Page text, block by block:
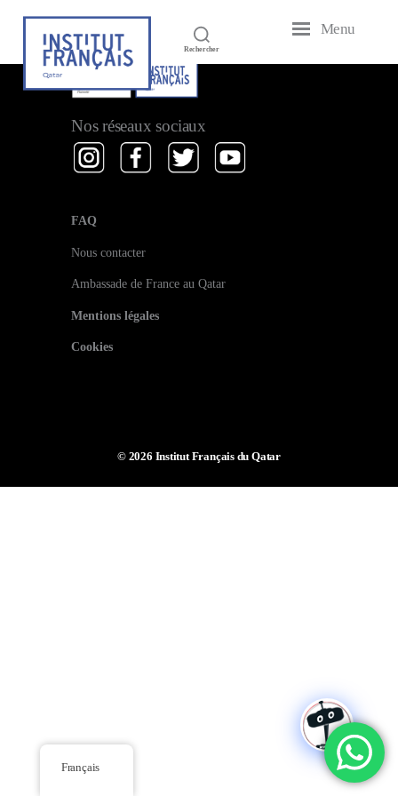
Rechercher
Institut
Français
Qatar
Menu
Nos réseaux sociaux
FAQ
Nous contacter
Ambassade de France au Qatar
Mentions légales
Cookies
© 2026 Institut Français du Qatar
Français